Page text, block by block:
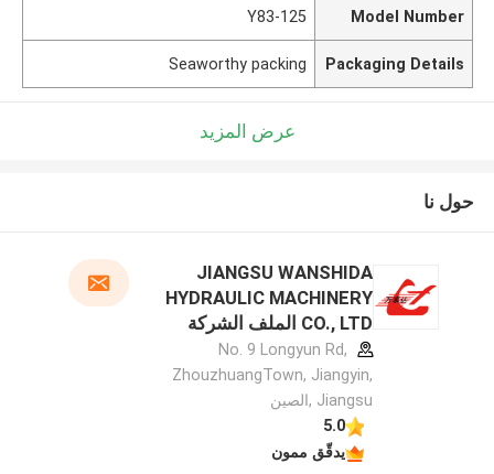
Model Number
Y83-125
Packaging Details
Seaworthy packing
عرض المزيد
حول نا
JIANGSU WANSHIDA
HYDRAULIC MACHINERY
CO., LTD الملف الشركة
المصنعة
No. 9 Longyun Rd,
ZhouzhuangTown, Jiangyin,
Jiangsu ,الصين
5.0
يدقّق ممون